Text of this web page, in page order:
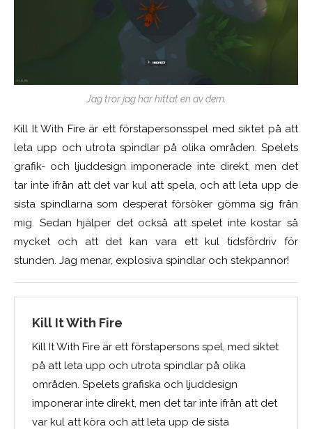
Jag tror jag har hittat en av dem.
Kill It With Fire är ett förstapersonsspel med siktet på att
leta upp och utrota spindlar på olika områden. Spelets
grafik- och ljuddesign imponerade inte direkt, men det
tar inte ifrån att det var kul att spela, och att leta upp de
sista spindlarna som desperat försöker gömma sig från
mig. Sedan hjälper det också att spelet inte kostar så
mycket och att det kan vara ett kul tidsfördriv för
stunden. Jag menar, explosiva spindlar och stekpannor!
Kill It With Fire
Kill It With Fire är ett förstapersons spel, med siktet
på att leta upp och utrota spindlar på olika
områden. Spelets grafiska och ljuddesign
imponerar inte direkt, men det tar inte ifrån att det
var kul att köra och att leta upp de sista